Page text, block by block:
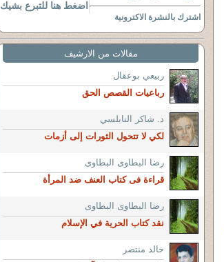
اشترك بالنشرة الاكترونية
اضغط هنا للتبرع بشيك
مقالات من الارشيف
ربيعي بوعقال
رباعيات القصص الحق
د. شاكر النابلسي
لكي لا تتحول الثورات إلى أزمات
رضا البطاوى البطاوى
قراءة فى كتاب العنف ضد المرأة
رضا البطاوى البطاوى
نقد كتاب الحرية في الإسلام
خالد منتصر